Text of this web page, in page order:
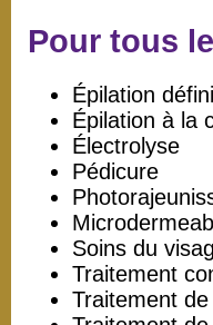
Pour tous
Épilation
Épilation à la
Électrolyse
Pédicure
Soins du
Traitement
Traitement